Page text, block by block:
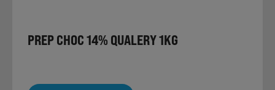
PREP CHOC 14% QUALERY 1KG